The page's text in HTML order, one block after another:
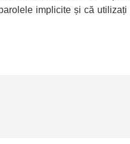
implicite și că utilizați